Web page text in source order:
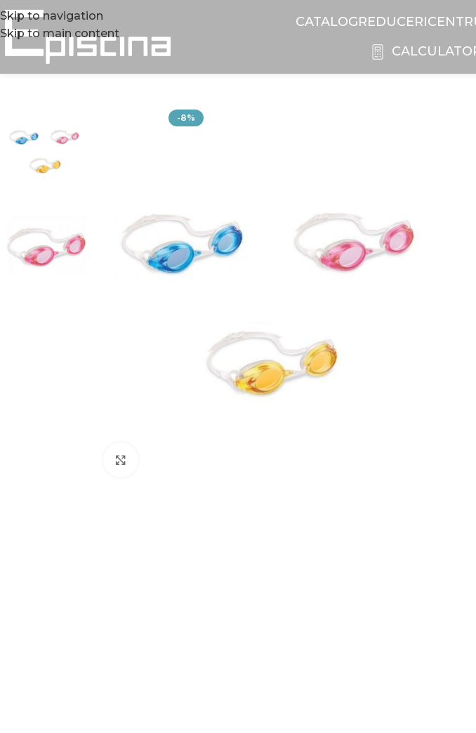
Skip to navigation
Skip to main content
CATALOGREDUCERI
-8%